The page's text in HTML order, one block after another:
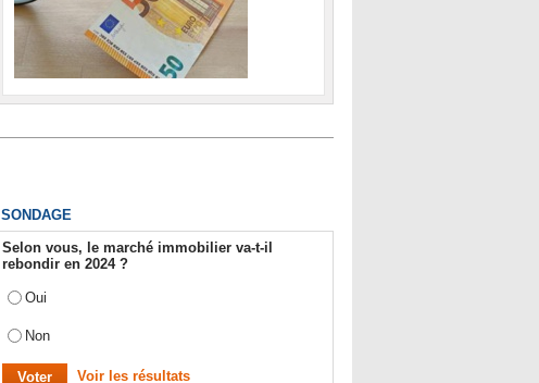
SONDAGE
Selon vous, le marché immobilier va-t-il
rebondir en 2024 ?
Oui
Non
Voir les résultats